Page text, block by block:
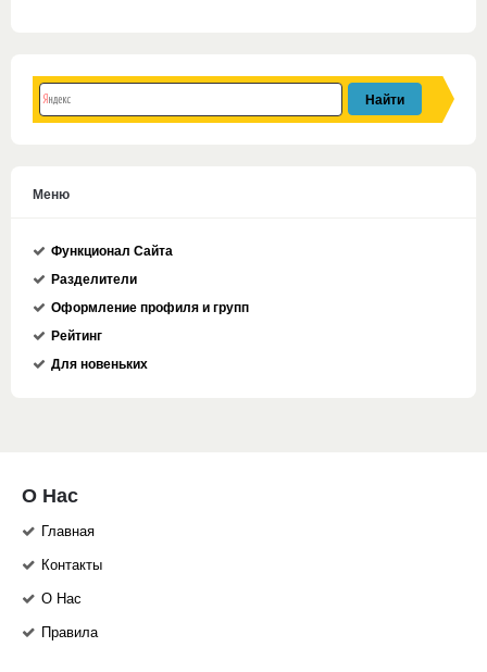
Меню
Функционал Сайта
Разделители
Оформление профиля и групп
Рейтинг
Для новеньких
О Нас
Главная
Контакты
О Нас
Правила